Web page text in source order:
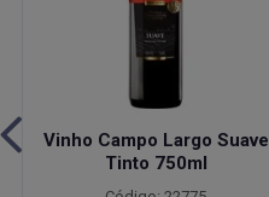
Vinho Campo Largo Suave
Tinto 750ml